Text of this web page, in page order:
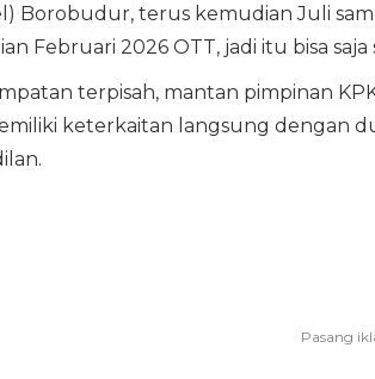
Borobudur, terus kemudian Juli
Februari 2026 OTT, jadi itu bisa saja
terpisah, mantan pimpinan
keterkaitan langsung dengan